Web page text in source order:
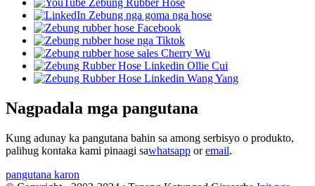
Nagpadala mga pangutana
Kung adunay ka pangutana bahin sa among serbisyo o produkto,
palihug kontaka kami pinaagi sawhatsapp oremail.
pangutana karon